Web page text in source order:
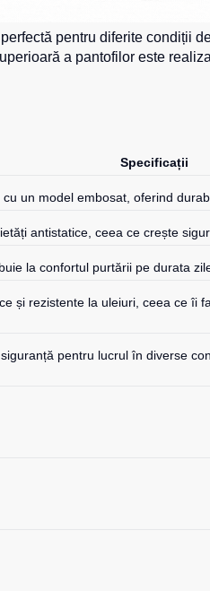
pentru diferite condiții
a pantofilor este
Specificații
un model embosat, oferind
antistatice, ceea ce crește
la confortul purtării pe durata
și rezistente la uleiuri, ceea ce
pentru lucrul în diverse